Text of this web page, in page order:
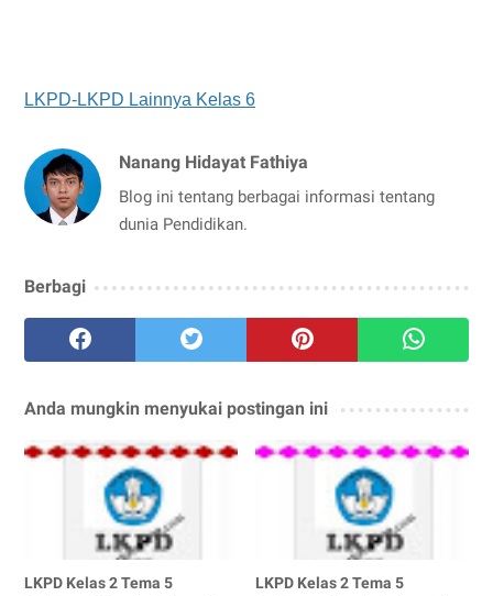
LKPD-LKPD Lainnya Kelas 6
Nanang Hidayat Fathiya
Blog ini tentang berbagai informasi tentang
dunia Pendidikan.
Berbagi
Anda mungkin menyukai postingan ini
LKPD Kelas 2 Tema 5
LKPD Kelas 2 Tema 5